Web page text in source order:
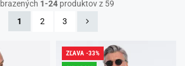
1-24 produktov z 59
1
2 3
ZĽAVA -33%